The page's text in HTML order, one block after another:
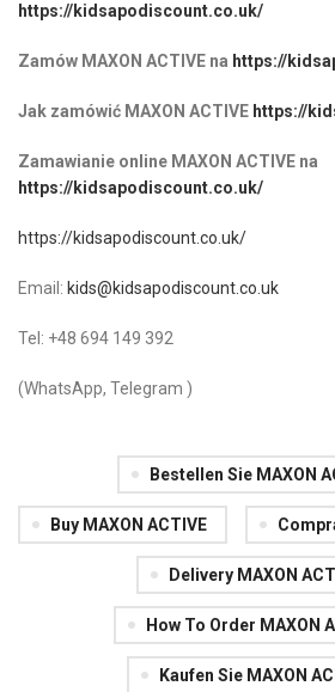
https://kidsapodiscount.co.uk/
Zamów MAXON ACTIVE na https://
Jak zamówić MAXON ACTIVE https://
Zamawianie online MAXON ACTIVE na
https://kidsapodiscount.co.uk/
https://kidsapodiscount.co.uk/
Email: kids@kidsapodiscount.co.uk
Tel: +48 694 149 392
(WhatsApp, Telegram )
Bestellen Sie MAXON
Buy MAXON ACTIVE
Delivery MAXON
How To Order MAXON
Kaufen Sie MAXON